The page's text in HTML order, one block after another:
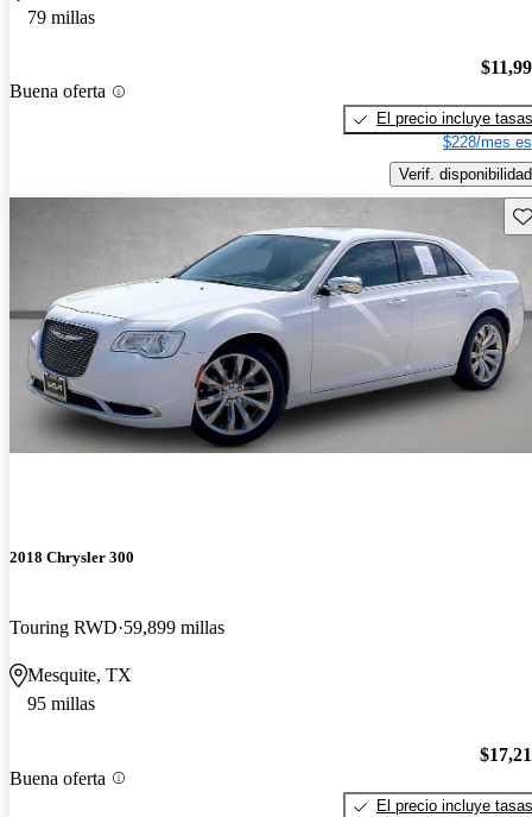
79 millas
Buena oferta
El precio incluye tasas
$228/mes
Verif. disponibilidad
2018 Chrysler 300
Touring RWD 59,899 millas
Mesquite, TX
95 millas
Buena oferta
El precio incluye tasas